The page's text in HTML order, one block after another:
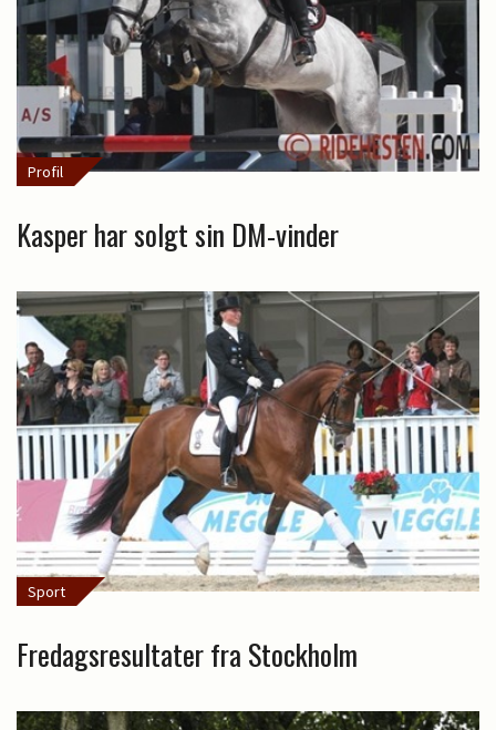
Profil
Kasper har solgt sin DM-vinder
Sport
Fredagsresultater fra Stockholm